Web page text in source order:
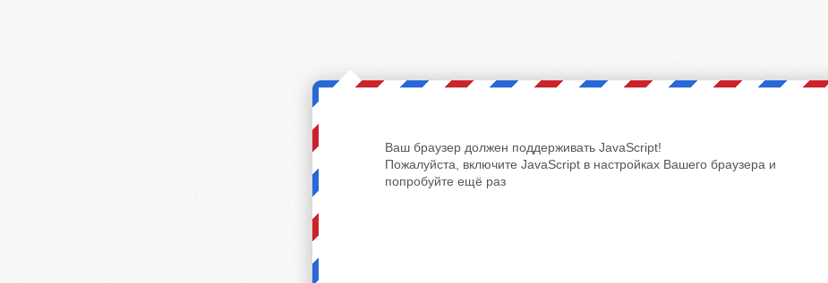
Ваш браузер должен поддерживать JavaScript!
Пожалуйста, включите JavaScript в настройках Вашего браузера и
попробуйте ещё раз